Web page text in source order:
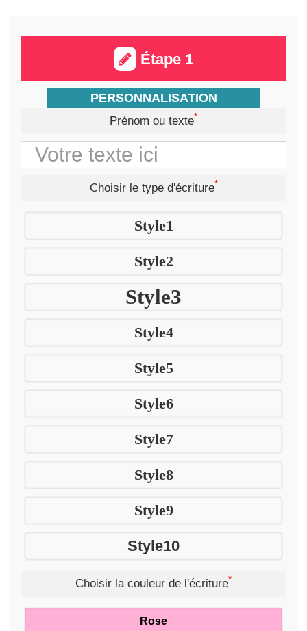
Étape 1
PERSONNALISATION
Prénom ou texte*
Choisir le type d'écriture*
Style1
Style2
Style3
Style4
Style5
Style6
Style7
Style8
Style9
Style10
Choisir la couleur de l'écriture*
Rose